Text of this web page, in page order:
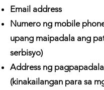
Email address
Numero ng mobile
upang maipadala ang
serbisyo)
Address ng pagpapadala
(kinakailangan para sa